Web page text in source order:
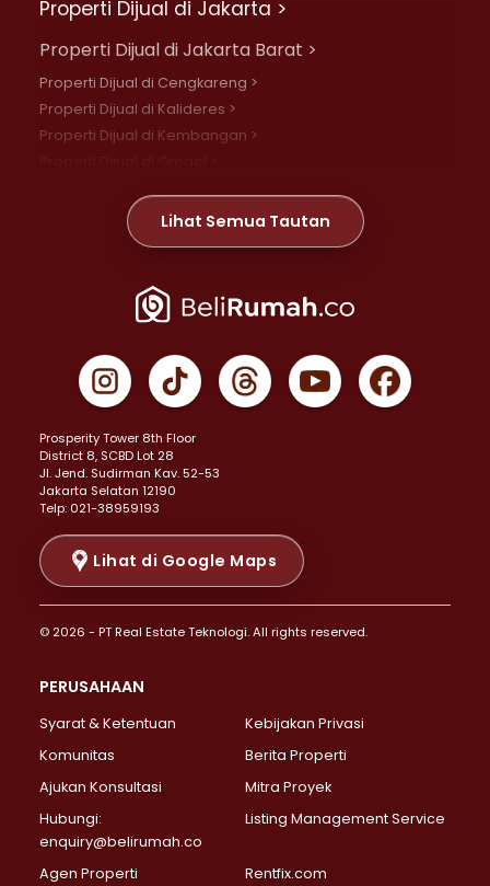
Properti Dijual di Jakarta >
Properti Dijual di Jakarta Barat >
Properti Dijual di Cengkareng >
Properti Dijual di Kalideres >
Properti Dijual di Kembangan >
Properti Dijual di Meruya >
Properti Dijual di Jelambar >
Properti Dijual di Jakarta Pusat >
Properti Dijual di Gambir >
Properti Dijual di Johar Baru >
Properti Dijual di Menteng >
Properti Dijual di Senen >
Properti Dijual di Tanah Abang >
Properti Dijual di Cikini >
Properti Dijual di Kramat >
Properti Dijual di Pasar Baru >
Properti Dijual di Bendungan Hilir >
Properti Dijual di Jakarta Selatan >
Properti Dijual di Lebak Bulus >
Properti Dijual di Gandaria Selatan >
Properti Dijual di Pondok Labu >
Properti Dijual di Lenteng Agung >
Properti Dijual di Senayan >
Properti Dijual di Pondok Pinang >
Lihat Semua Tautan
Prosperity Tower 8th Floor
District 8, SCBD Lot 28
JI. Jend. Sudirman Kav. 52-53
Jakarta Selatan 12190
Telp: 021-38959193
Lihat di Google Maps
© 2026 - PT Real Estate Teknologi. All rights reserved.
PERUSAHAAN
Syarat & Ketentuan
Kebijakan Privasi
Komunitas
Berita Properti
Ajukan Konsultasi
Mitra Proyek
Hubungi:
enquiry@belirumah.co
Listing Management Service
Agen Properti Rentfix.com